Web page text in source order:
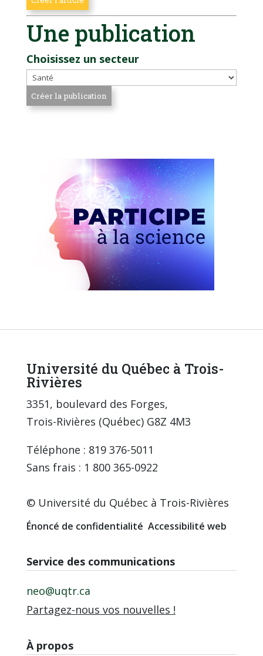
Une publication
Choisissez un secteur
Université du Québec à Trois-
Rivières
3351, boulevard des Forges,
Trois-Rivières (Québec) G8Z 4M3
Téléphone : 819 376-5011
Sans frais : 1 800 365-0922
© Université du Québec à Trois-Rivières
Énoncé de confidentialité Accessibilité web
Service des communications
neo@uqtr.ca
Partagez-nous vos nouvelles !
À propos